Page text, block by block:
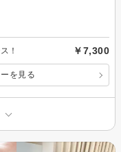
！ ￥7,300
を見る